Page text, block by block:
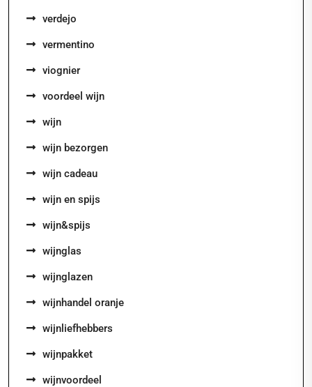
verdejo
vermentino
viognier
voordeel wijn
wijn
wijn bezorgen
wijn cadeau
wijn en spijs
wijn&spijs
wijnglas
wijnglazen
wijnhandel oranje
wijnliefhebbers
wijnpakket
wijnvoordeel